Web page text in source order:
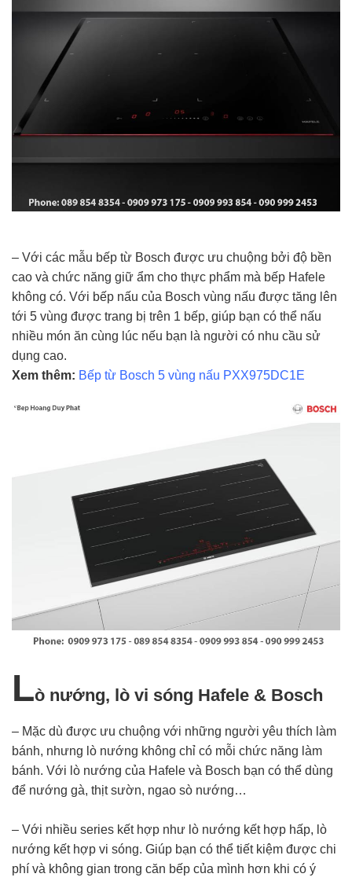
– Với các mẫu bếp từ Bosch được ưu chuộng bởi độ bền
cao và chức năng giữ ẩm cho thực phẩm mà bếp Hafele
không có. Với bếp nấu của Bosch vùng nấu được tăng lên
tới 5 vùng được trang bị trên 1 bếp, giúp bạn có thể nấu
nhiều món ăn cùng lúc nếu bạn là người có nhu cầu sử
dụng cao.
Xem thêm: Bếp từ Bosch 5 vùng nấu PXX975DC1E
Lò nướng, lò vi sóng Hafele & Bosch
– Mặc dù được ưu chuộng với những người yêu thích làm
bánh, nhưng lò nướng không chỉ có mỗi chức năng làm
bánh. Với lò nướng của Hafele và Bosch bạn có thể dùng
để nướng gà, thịt sườn, ngao sò nướng…
– Với nhiều series kết hợp như lò nướng kết hợp hấp, lò
nướng kết hợp vi sóng. Giúp bạn có thể tiết kiệm được chi
phí và không gian trong căn bếp của mình hơn khi có ý